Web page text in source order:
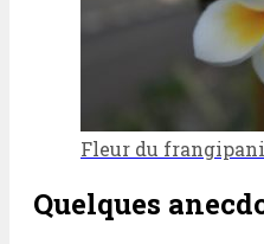
Fleur du
Quelques